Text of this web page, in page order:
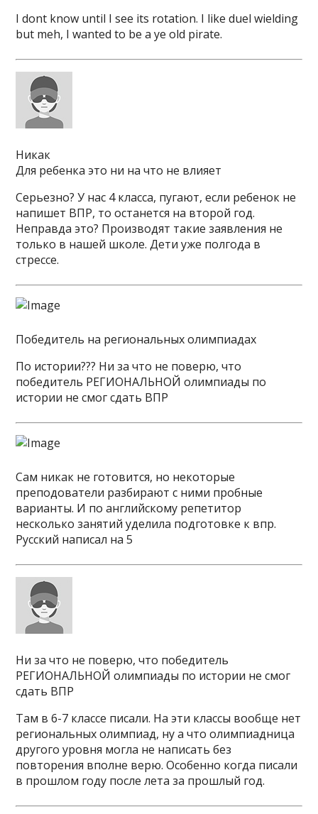
I dont know until I see its rotation. I like duel wielding
but meh, I wanted to be a ye old pirate.
Никак
Для ребенка это ни на что не влияет
Серьезно? У нас 4 класса, пугают, если ребенок не
напишет ВПР, то останется на второй год.
Неправда это? Производят такие заявления не
только в нашей школе. Дети уже полгода в
стрессе.
Победитель на региональных олимпиадах
По истории??? Ни за что не поверю, что
победитель РЕГИОНАЛЬНОЙ олимпиады по
истории не смог сдать ВПР
Сам никак не готовится, но некоторые
преподователи разбирают с ними пробные
варианты. И по английскому репетитор
несколько занятий уделила подготовке к впр.
Русский написал на 5
Ни за что не поверю, что победитель
РЕГИОНАЛЬНОЙ олимпиады по истории не смог
сдать ВПР
Там в 6-7 классе писали. На эти классы вообще нет
региональных олимпиад, ну а что олимпиадница
другого уровня могла не написать без
повторения вполне верю. Особенно когда писали
в прошлом году после лета за прошлый год.